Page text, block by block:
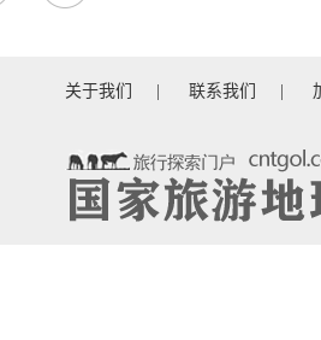
关于我们 联系我们